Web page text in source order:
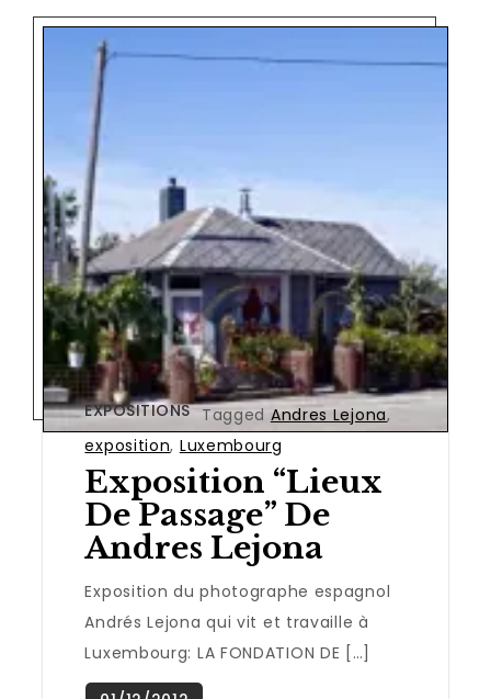
EXPOSITIONS Tagged Andres Lejona,
exposition, Luxembourg
Exposition “Lieux
De Passage” De
Andres Lejona
Exposition du photographe espagnol
Andrés Lejona qui vit et travaille à
Luxembourg: LA FONDATION DE […]